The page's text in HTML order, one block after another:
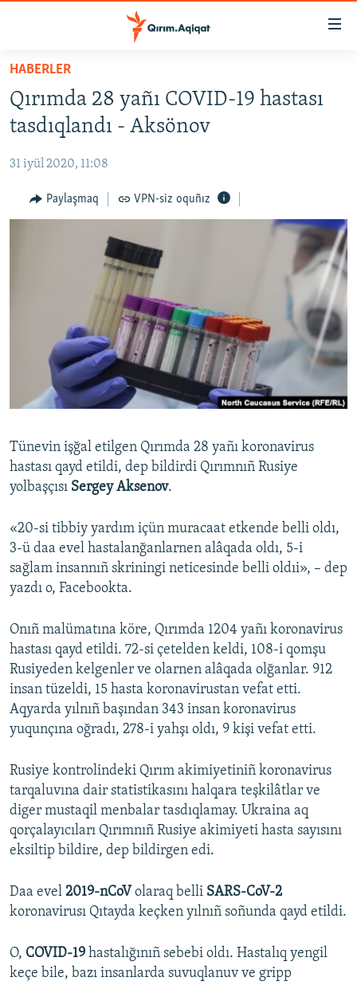
Esas
qaytmaq
Baş
navigatsiyağa
qaytmaq
qaytmaq
HABERLER
SİYASET
İQTİSADİYAT
CEMİYET
MEDENİYET
Русский
Українською
RFE/RS bütün saytları
HABERLER
Qırımda 28 yañı COVID-19 hastası
tasdıqlandı - Aksönov
31 iyül 2020, 11:08
Paylaşmaq VPN-siz oquñız
Tünevin işğal etilgen Qırımda 28 yañı koronavirus
hastası qayd etildi, dep bildirdi Qırımnıñ Rusiye
yolbaşçısı Sergey Aksenov.
«20-si tibbiy yardım içün muracaat etkende belli oldı,
3-ü daa evel hastalanğanlarnen alâqada oldı, 5-i
sağlam insannıñ skriningi neticesinde belli oldıi», – dep
yazdı o, Facebookta.
Onıñ malümatına köre, Qırımda 1204 yañı koronavirus
hastası qayd etildi. 72-si çetelden keldi, 108-i qomşu
Rusiyeden kelgenler ve olarnen alâqada olğanlar. 912
insan tüzeldi, 15 hasta koronavirustan vefat etti.
Aqyarda yılnıñ başından 343 insan koronavirus
yuqunçına oğradı, 278-i yahşı oldı, 9 kişi vefat etti.
Rusiye kontrolindeki Qırım akimiyetiniñ koronavirus
tarqaluvına dair statistikasını halqara teşkilâtlar ve
diger mustaqil menbalar tasdıqlamay. Ukraina aq
qorçalayıcıları Qırımnıñ Rusiye akimiyeti hasta sayısını
eksiltip bildire, dep bildirgen edi.
Daa evel 2019-nCoV olaraq belli SARS-CoV-2
koronavirusı Qıtayda keçken yılnıñ soñunda qayd etildi.
O, COVID-19 hastalığınıñ sebebi oldı. Hastalıq yengil
keçe bile, bazı insanlarda suvuqlanuv ve gripp